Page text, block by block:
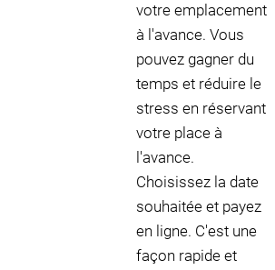
votre emplacement
à l'avance. Vous
pouvez gagner du
temps et réduire le
stress en réservant
votre place à
l'avance.
Choisissez la date
souhaitée et payez
en ligne. C'est une
façon rapide et